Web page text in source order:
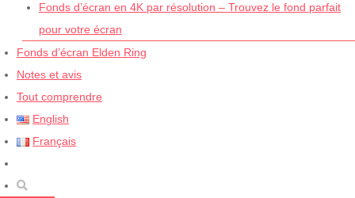
Fonds d’écran en 4K par résolution – Trouvez le fond parfait
pour votre écran
Fonds d’écran Elden Ring
Notes et avis
Tout comprendre
English
Français